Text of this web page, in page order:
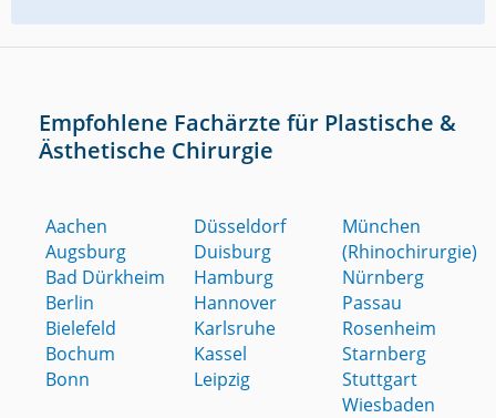
Empfohlene Fachärzte für Plastische &
Ästhetische Chirurgie
Aachen
Augsburg
Bad Dürkheim
Berlin
Bielefeld
Bochum
Bonn
Düsseldorf
Duisburg
Hamburg
Hannover
Karlsruhe
Kassel
Leipzig
München
(Rhinochirurgie)
Nürnberg
Passau
Rosenheim
Starnberg
Stuttgart
Wiesbaden